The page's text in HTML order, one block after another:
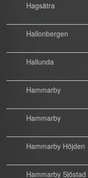
Hagsätra
Hallonbergen
Hallunda
Hammarby
Hammarby
Hammarby Höjden
Hammarby Sjöstad